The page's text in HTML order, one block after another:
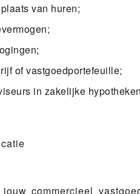
van huren;
of vastgoedportefeuille;
in zakelijke
commercieel